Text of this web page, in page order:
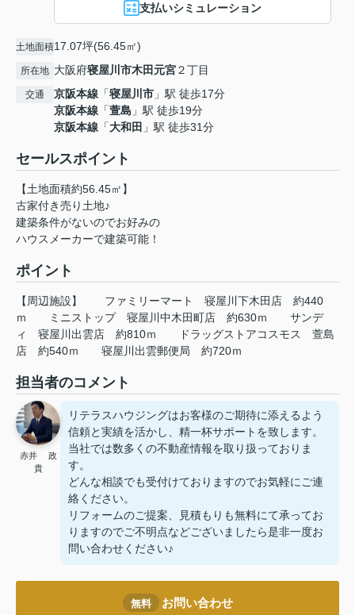
支払いシミュレーション
土地面積17.07坪(56.45㎡)
所在地 大阪府寝屋川市木田元宮２丁目
交通 京阪本線 「寝屋川市 」駅 徒歩17分
京阪本線 「萱島 」駅 徒歩19分
京阪本線 「大和田 」駅 徒歩31分
セールスポイント
【土地面積約56.45㎡】
古家付き売り土地♪
建築条件がないのでお好みの
ハウスメーカーで建築可能！
ポイント
【周辺施設】 ファミリーマート 寝屋川下木田店
約440
ｍ
ミニストップ 寝屋川中木田町店 約630ｍ
サンデ
ィ
寝屋川出雲店 約810ｍ ドラッグストアコスモス
萱島
店
約540ｍ 寝屋川出雲郵便局 約720ｍ
担当者のコメント
赤井 政
貴
リテラスハウジングはお客様のご期待に添えるよう
信頼と実績を活かし、精一杯サポートを致します。
当社では数多くの不動産情報を取り扱っておりま
す。
どんな相談でも受付けておりますのでお気軽にご連
絡ください。
リフォームのご提案、見積もりも無料にて承ってお
りますのでご不明点などございましたら是非一度お
問い合わせください♪
無料 お問い合わせ